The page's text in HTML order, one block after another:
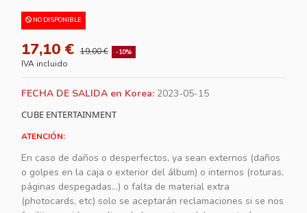
NO DISPONIBLE
17,10 € 19,00 € -10%
IVA incluido
FECHA DE SALIDA en Korea: 2023-05-15
CUBE ENTERTAINMENT
ATENCIÓN:
En caso de daños o desperfectos, ya sean externos (daños
o golpes en la caja o exterior del álbum) o internos (roturas,
páginas despegadas...) o falta de material extra
(photocards, etc) solo se aceptarán reclamaciones si se nos